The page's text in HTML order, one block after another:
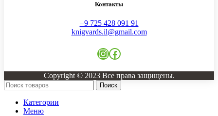
Контакты
+9 725 428 091 91
knigvards.il@gmail.com
Instagram
Facebook
Copyright © 2023 Все права защищены.
Поиск
Категории
Меню